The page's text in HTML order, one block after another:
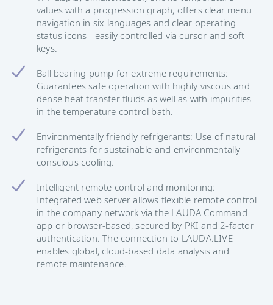
values with a progression graph, offers clear menu
navigation in six languages and clear operating
status icons - easily controlled via cursor and soft
keys.
Ball bearing pump for extreme requirements:
Guarantees safe operation with highly viscous and
dense heat transfer fluids as well as with impurities
in the temperature control bath.
Environmentally friendly refrigerants: Use of natural
refrigerants for sustainable and environmentally
conscious cooling.
Intelligent remote control and monitoring:
Integrated web server allows flexible remote control
in the company network via the LAUDA Command
app or browser-based, secured by PKI and 2-factor
authentication. The connection to LAUDA.LIVE
enables global, cloud-based data analysis and
remote maintenance.